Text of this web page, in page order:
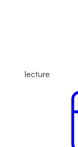
lecture